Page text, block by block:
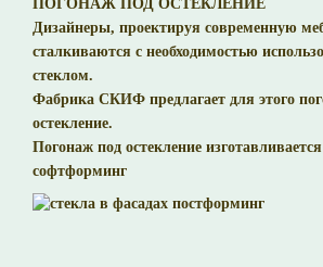
ПОГОНАЖ ПОД ОСТЕКЛЕНИЕ
Дизайнеры, проектируя современную
сталкиваются с необходимостью
стеклом.
Фабрика СКИФ предлагает для этого
остекление.
Погонаж под остекление
софтформинг